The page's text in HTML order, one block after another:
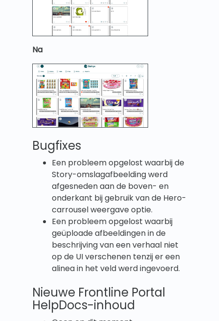
Na
Bugfixes
Een probleem opgelost waarbij de
Story-omslagafbeelding werd
afgesneden aan de boven- en
onderkant bij gebruik van de Hero-
carrousel weergave optie.
Een probleem opgelost waarbij
geüploade afbeeldingen in de
beschrijving van een verhaal niet
op de UI verschenen tenzij er een
alinea in het veld werd ingevoerd.
Nieuwe Frontline Portal
HelpDocs-inhoud